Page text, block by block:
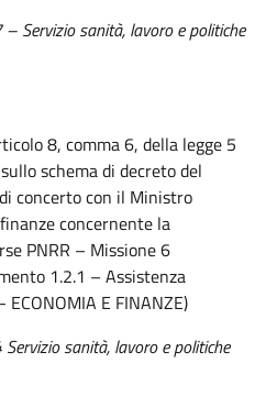
Servizio sanità, lavoro e politiche
8, comma 6, della legge 5
schema di decreto del
concerto con il Ministro
concernente la
PNRR – Missione 6
1.2.1 – Assistenza
E FINANZE)
sanità, lavoro e politiche